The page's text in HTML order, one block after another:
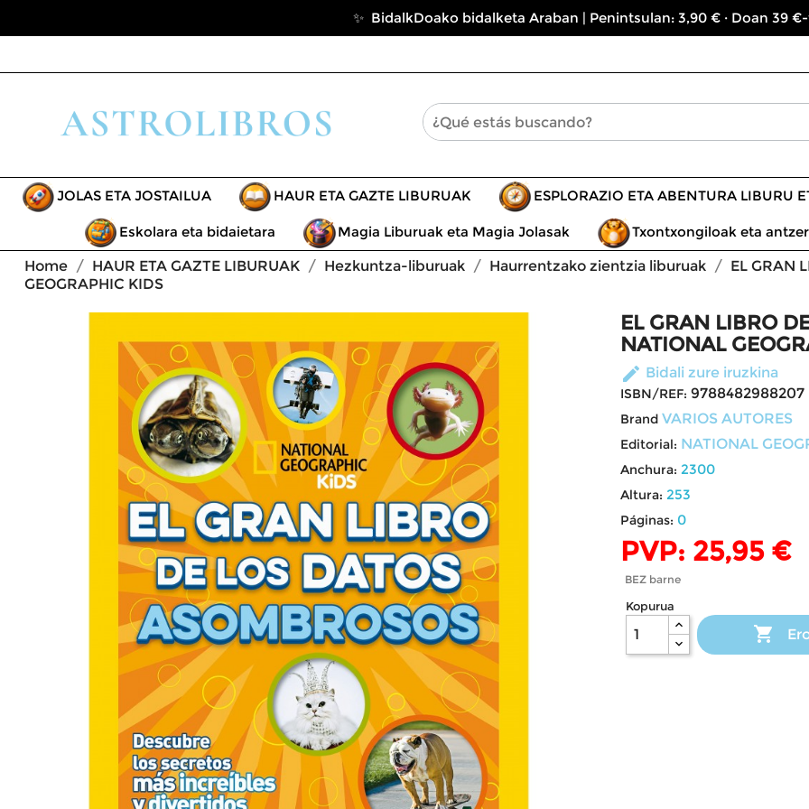
✨ BidalkDoako bidalketa Araban | Penintsulan: 3,90 € · Doan 39
JOLAS ETA JOSTAILUA HAUR ETA GAZTE LIBURUAK ESPLORAZIO ETA ABENTURA LIBURU
Eskolara eta bidaietara Magia Liburuak eta Magia Jolasak Txontxongiloak eta
Home
HAUR ETA GAZTE LIBURUAK Hezkuntza-liburuak Haurrentzako zientzia liburuak
EL GRAN
GEOGRAPHIC KIDS
EL GRAN LIBRO
NATIONAL
edit Bidali zure iruzkina
ISBN/REF: 9788482988207
Brand VARIOS AUTORES
Editorial: NATIONAL
Anchura: 2300
Altura: 253
Páginas: 0
PVP: 25,95 €
BEZ barne
Kopurua
